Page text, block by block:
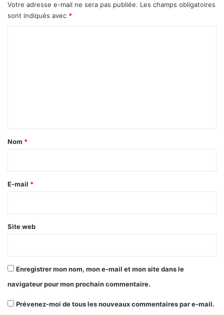
Votre adresse e-mail ne sera pas publiée. Les champs obligatoires
sont indiqués avec *
a
e
Nom *
E-mail *
Site web
Enregistrer mon nom, mon e-mail et mon site dans le
navigateur pour mon prochain commentaire.
Prévenez-moi de tous les nouveaux commentaires par e-mail.